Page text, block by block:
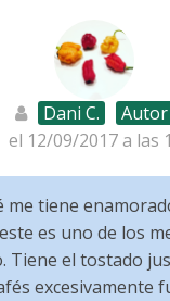
Dani C.
Autor
el 12/09/2017 a las
me tiene
es uno de los
Tiene el tostado
excesivamente